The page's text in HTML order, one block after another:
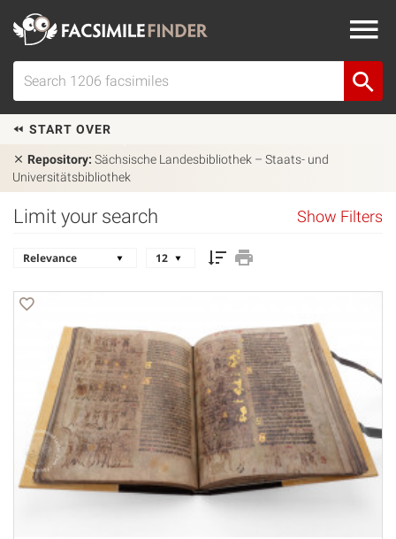
START OVER
Repository: Sächsische Landesbibliothek – Staats- und
Universitätsbibliothek
Limit your search Show Filters